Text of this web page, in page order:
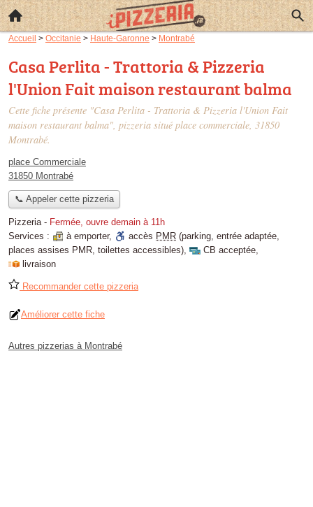
Accueil > Occitanie > Haute-Garonne > Montrabé
Casa Perlita - Trattoria & Pizzeria
l'Union Fait maison restaurant balma
Cette fiche présente "Casa Perlita - Trattoria & Pizzeria l'Union Fait
maison restaurant balma", pizzeria situé place commerciale, 31850
Montrabé.
place Commerciale
31850 Montrabé
📞 Appeler cette pizzeria
Pizzeria- Fermée, ouvre demain à 11h
Services :
à emporter, accès PMR (parking, entrée adaptée,
places assises PMR, toilettes accessibles), CB acceptée,
livraison
Recommander cette pizzeria
Améliorer cette fiche
Autres pizzerias à Montrabé